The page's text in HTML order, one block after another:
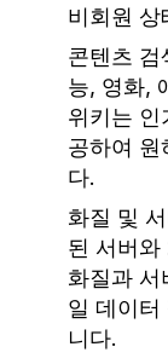
비회원 상
콘텐츠 검
능, 영화,
위키는 인
공하여 원
다.
화질 및
된 서버와
화질과 서
일 데이터
니다.